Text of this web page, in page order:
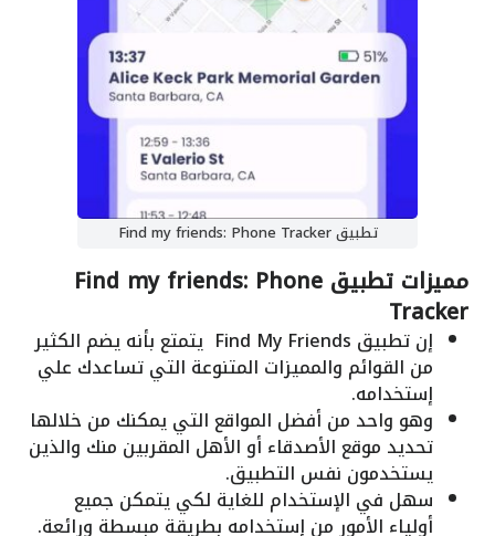
تطبيق Find my friends: Phone Tracker
مميزات تطبيق Find my friends: Phone
Tracker
إن تطبيق Find My Friends يتمتع بأنه يضم الكثير
من القوائم والمميزات المتنوعة التي تساعدك علي
إستخدامه.
وهو واحد من أفضل المواقع التي يمكنك من خلالها
تحديد موقع الأصدقاء أو الأهل المقربين منك والذين
يستخدمون نفس التطبيق.
سهل في الإستخدام للغاية لكي يتمكن جميع
أولياء الأمور من إستخدامه بطريقة مبسطة ورائعة.